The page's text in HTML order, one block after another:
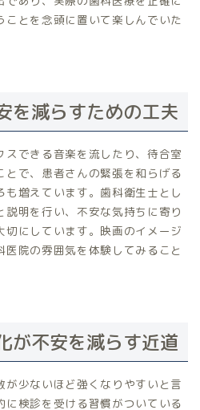
とを念頭に置いて楽しんでいた
を減らすための工夫
できる音楽を流したり、待合室
で、患者さんの緊張を和らげる
増えています。歯科衛生士とし
明を行い、不安な気持ちに寄り
にしています。映画のイメージ
院の雰囲気を体験してみること
が不安を減らす近道
少ないほど強くなりやすいと言
検診を受ける習慣がついている